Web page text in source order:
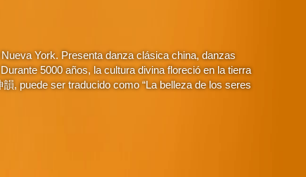
York. Presenta danza clásica china, danzas
5000 años, la cultura divina floreció en la tierra
, puede ser traducido como “La belleza de los seres